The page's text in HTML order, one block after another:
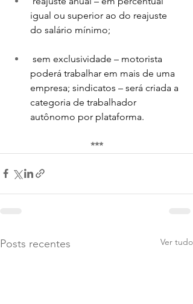
igual ou superior ao do reajuste
do salário mínimo;
poderá trabalhar em mais de uma
empresa; sindicatos – será criada a
categoria de trabalhador
autônomo por plataforma.
***
Posts recentes Ver tudo